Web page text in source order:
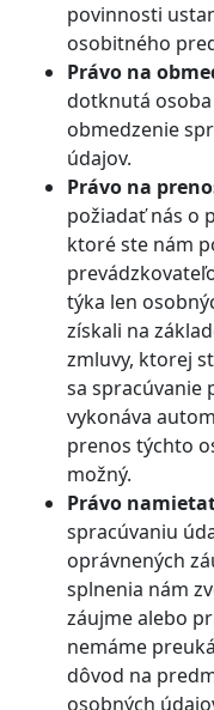
povinnosti
osobitného
Právo na
dotknutá
obmedzenie
údajov.
Právo na
požiadať nás o
ktoré ste nám
týka len
získali na
zmluvy, ktorej
sa spracúvanie
vykonáva
prenos týchto
možný.
Právo
spracúvaniu
oprávnených
splnenia nám
záujme alebo
nemáme
dôvod na
osobných